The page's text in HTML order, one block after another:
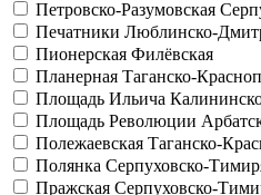
Петровско-Разумовская
Печатники Люблинско-
Пионерская Филёвская
Планерная Таганско-
Площадь Ильича
Площадь Революции
Полежаевская Таганско-
Полянка Серпуховско-
Пражская Серпуховско-